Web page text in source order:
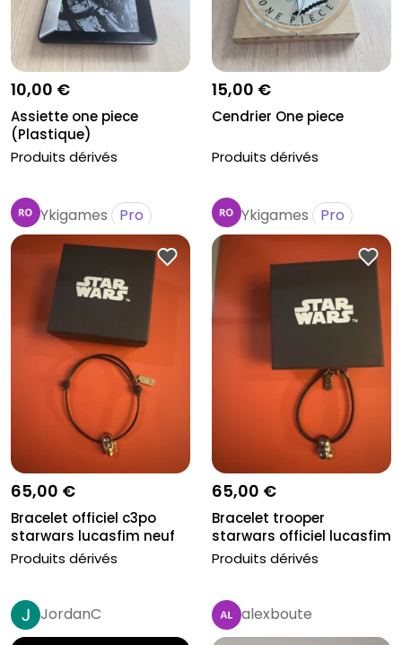
10,00 €
Assiette one piece
(Plastique)
Produits dérivés
15,00 €
Cendrier One piece
Produits dérivés
Ykigames Pro
65,00 €
Bracelet officiel c3po
starwars lucasfim neuf
Produits dérivés
Ykigames Pro
65,00 €
Bracelet trooper
starwars officiel lucasfim
neuf
Produits dérivés
JordanC alexboute